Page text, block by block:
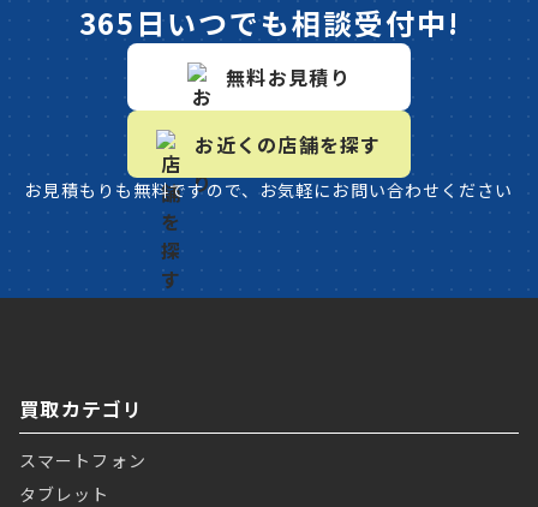
365日いつでも相談受付中!
無料お見積り
お近くの店舗を探す
お見積もりも無料ですので、お気軽にお問い合わせください
買取カテゴリ
スマートフォン
タブレット